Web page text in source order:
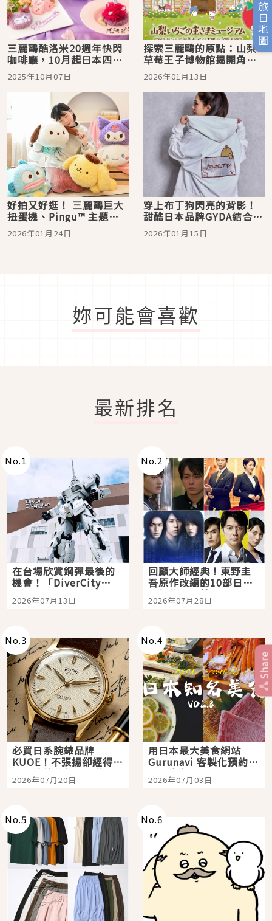
旅日地圖
三麗鷗酷洛米20週年快閃
咖啡廳，10月起日本四大
城市限定夢幻登場！
2025年10月07日
探索三麗鷗的原點：山梨
草莓王子博物館揭開角色
誕生的祕密
2026年01月13日
好拍又好逛！ 三麗鷗巨大
扭蛋機、Pingu™ 主題展
開跑 KHTOY 新春變身嘉
義最萌走春首選
2026年01月24日
穿上布丁狗閃亮的背影！
甜酷日本品牌GYDA 結合三
麗鷗萌角色 推出躲貓貓連
帽上衣
2026年01月15日
妳可能會喜歡
最新排名
No.1
在台場欣賞鋼彈最後的
機會！「DiverCity
Tokyo Plaza」搭船、
購物、美食及夜景，一
2026年07月13日
No.2
回顧大師經典！東野圭
吾原作改編的10部日本
影視作品推薦
2026年07月28日
No.3
必買日系腕錶品牌
KUOE！不張揚卻經得起
時間洗鍊的經典之作五
選
2026年07月20日
No.4
用日本最大美食網站
Gurunavi 客製化預約九
大都市餐廳，打造專屬
美食體驗！
2026年07月03日
No.5 No.6
Share